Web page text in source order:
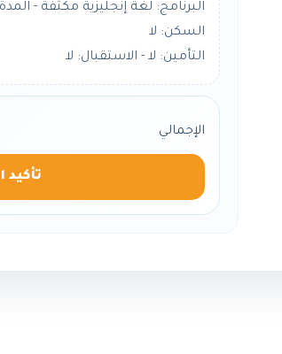
البرنامج: لغة إنجليزية مكثفة - المدة: 24
السكن: لا
التأمين: لا - الاستقبال: لا
الإجمالي
تأكيد